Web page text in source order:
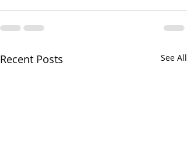
Recent Posts See All